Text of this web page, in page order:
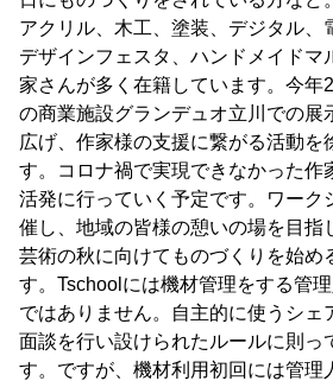
アクリル、木工、塗装、デジタル、
デザインフェスタ、ハンドメイドマ
家さんが多く在籍しています。今年
の商業施設グランデュオ立川での展
広げ、作家様の支援に繋がる活動を
す。コロナ禍で実現できなかった作
活発に行っていく予定です。ワーク
催し、地域の皆様の憩いの場を目指
芸術の秋に向けてものづくりを始め
す。Tschoolには機材管理をする管
ではありません。自主的に使うシェ
面談を行い設けられたルールに則っ
す。ですが、機材利用初回には管理